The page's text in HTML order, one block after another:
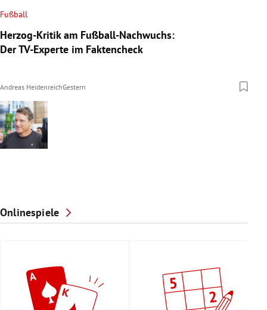
Fußball
Herzog-Kritik am Fußball-Nachwuchs:
Der TV-Experte im Faktencheck
Andreas HeidenreichGestern
Onlinespiele